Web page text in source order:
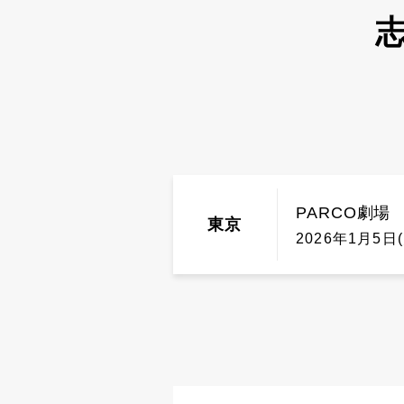
東京
PARCO劇場
2026年1月5日